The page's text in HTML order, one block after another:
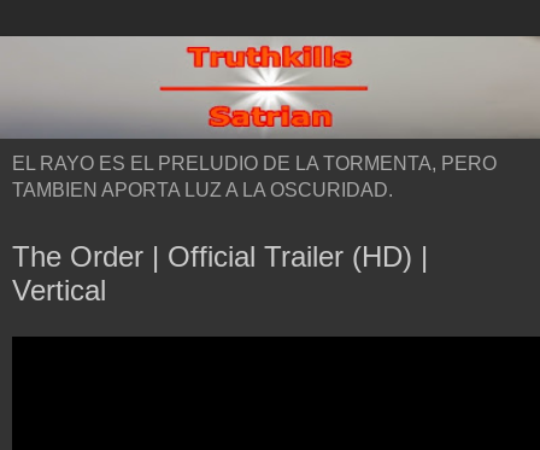
EL RAYO ES EL PRELUDIO DE LA TORMENTA, PERO
TAMBIEN APORTA LUZ A LA OSCURIDAD.
The Order | Official Trailer (HD) |
Vertical